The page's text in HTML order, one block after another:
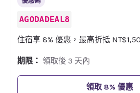
AGODADEAL8
住宿享 8% 優惠，最高折抵
期限： 領取後 3 天內
領取 8% 優惠